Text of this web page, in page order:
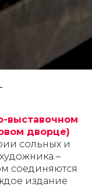
выставочном
дворце)
сольных и
–
соединяются
издание